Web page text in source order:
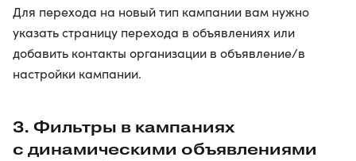
Для перехода на новый тип кампании вам нужно
указать страницу перехода в объявлениях или
добавить контакты организации в объявление/в
настройки кампании.
3. Фильтры в кампаниях
с динамическими объявлениями